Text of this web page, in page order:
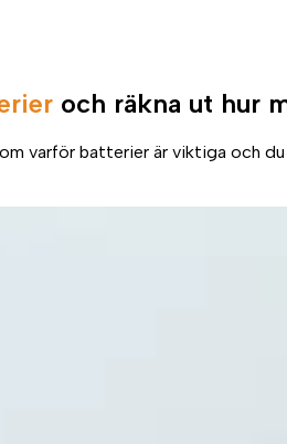
och räkna ut hur
varför batterier är viktiga och du